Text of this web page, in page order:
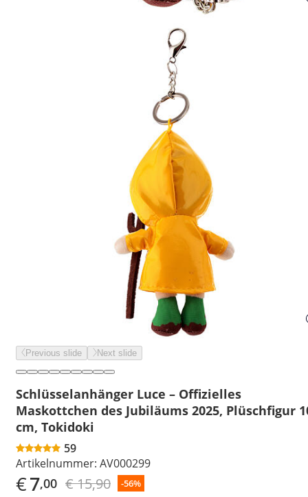
Previous slide Next slide
Schlüsselanhänger Luce – Offizielles
Maskottchen des Jubiläums 2025, Plüschfigur
cm, Tokidoki
59
Artikelnummer: AV000299
€7,00 € 15,90 -56%